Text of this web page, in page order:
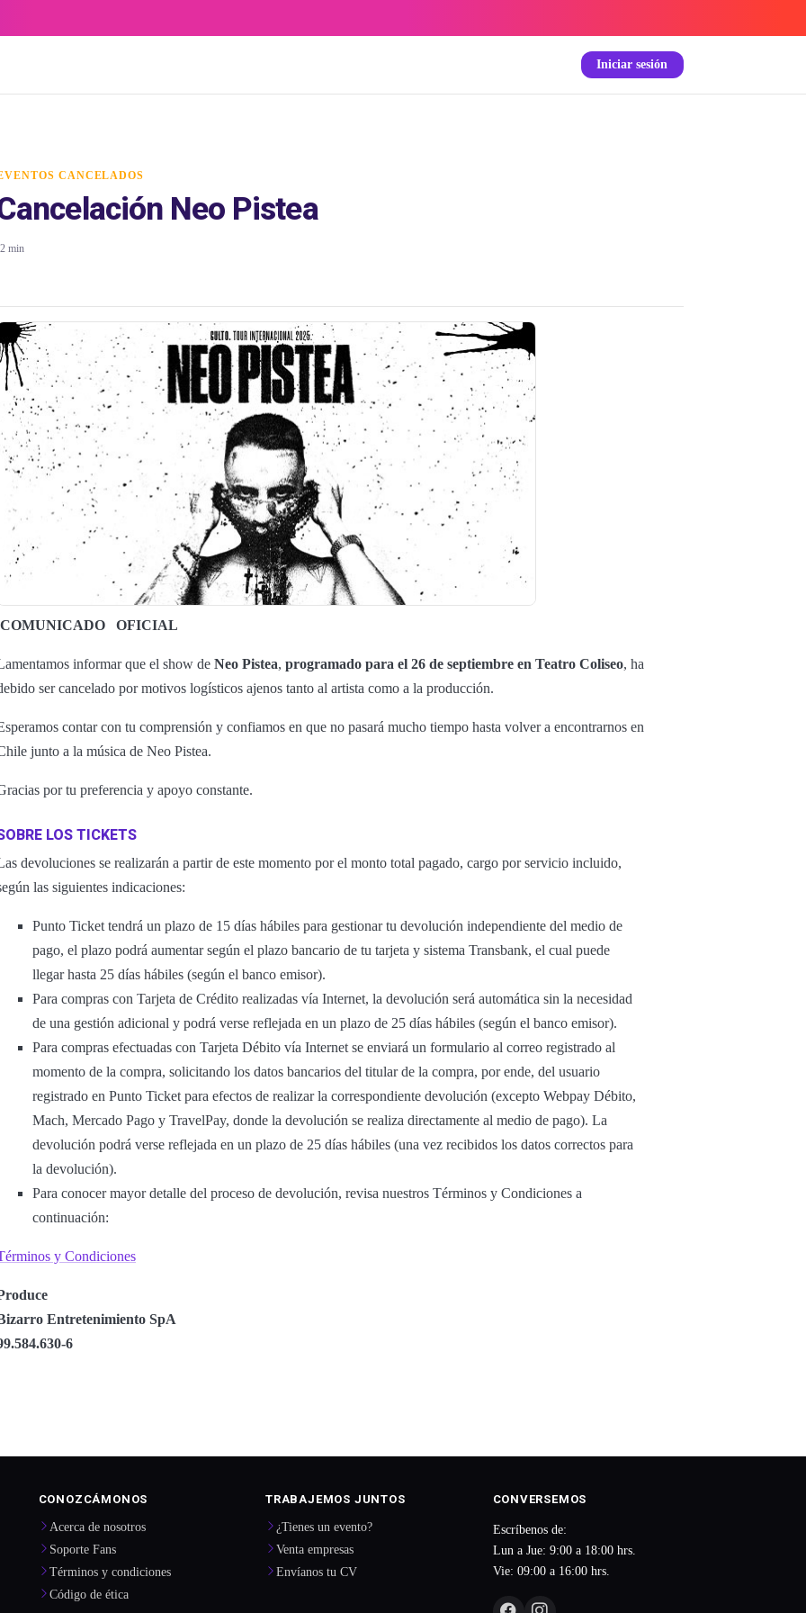
Iniciar sesión
CANCELADOS
Neo Pistea
2 min
COMUNICADO OFICIAL
informar que el show de Neo Pistea, programado para el 26 de septiembre en Teatro Coliseo, ha
ser cancelado por motivos logísticos ajenos tanto al artista como a la producción.
contar con tu comprensión y confiamos en que no pasará mucho tiempo hasta volver a encontrarnos en
junto a la música de Neo Pistea.
por tu preferencia y apoyo constante.
LOS TICKETS
devoluciones se realizarán a partir de este momento por el monto total pagado, cargo por servicio incluido,
las siguientes indicaciones:
Punto Ticket tendrá un plazo de 15 días hábiles para gestionar tu devolución independiente del medio de
pago, el plazo podrá aumentar según el plazo bancario de tu tarjeta y sistema Transbank, el cual puede
llegar hasta 25 días hábiles (según el banco emisor).
Para compras con Tarjeta de Crédito realizadas vía Internet, la devolución será automática sin la necesidad
de una gestión adicional y podrá verse reflejada en un plazo de 25 días hábiles (según el banco emisor).
Para compras efectuadas con Tarjeta Débito vía Internet se enviará un formulario al correo registrado al
momento de la compra, solicitando los datos bancarios del titular de la compra, por ende, del usuario
registrado en Punto Ticket para efectos de realizar la correspondiente devolución (excepto Webpay Débito,
Mach, Mercado Pago y TravelPay, donde la devolución se realiza directamente al medio de pago). La
devolución podrá verse reflejada en un plazo de 25 días hábiles (una vez recibidos los datos correctos para
la devolución).
Para conocer mayor detalle del proceso de devolución, revisa nuestros Términos y Condiciones a
continuación:
y Condiciones
Entretenimiento SpA
6
CONOZCÁMONOS
Acerca de nosotros
Soporte Fans
Términos y condiciones
Código de ética
TRABAJEMOS JUNTOS
¿Tienes un evento?
Venta empresas
Envíanos tu CV
CONVERSEMOS
Escríbenos de:
Lun a Jue: 9:00 a 18:00 hrs.
Vie: 09:00 a 16:00 hrs.